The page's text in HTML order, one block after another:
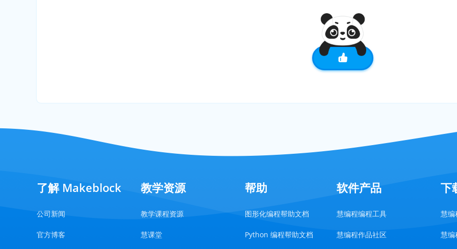
了解 Makeblock
公司新闻
官方博客
教学资源
教学课程资源
慧课堂
帮助
图形化编程帮助文档
Python 编程帮助文档
软件产品
慧编程编程工具
慧编程作品社区
下
慧
慧